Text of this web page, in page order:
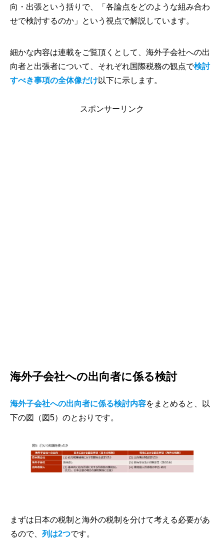
向・出張という括りで、「各論点をどのような組み合わ
せで検討するのか」という視点で解説しています。
細かな内容は連載をご覧頂くとして、海外子会社への出
向者と出張者について、それぞれ国際税務の観点で検討
すべき事項の全体像だけ以下に示します。
スポンサーリンク
海外子会社への出向者に係る検討
海外子会社への出向者に係る検討内容をまとめると、以
下の図（図5）のとおりです。
まずは日本の税制と海外の税制を分けて考える必要があ
るので、 列は2つです。